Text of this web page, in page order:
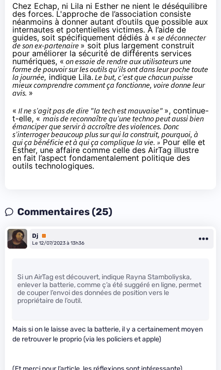
Chez Echap, ni Lila ni Esther ne nient le déséquilibre
des forces. L'approche de l’association consiste
néanmoins à donner autant d’outils que possible aux
internautes et potentielles victimes. À l’aide de
guides, soit spécifiquement dédiés à « se déconnecter
de son ex-partenaire » soit plus largement construit
pour améliorer la sécurité de différents services
numériques, « on essaie de rendre aux utilisateurs une
forme de pouvoir sur les outils qu’ils ont dans leur poche toute
la journée, indique Lila. Le but, c’est que chacun puisse
mieux comprendre comment ça fonctionne, voire donne leur
avis. »
« Il ne s’agit pas de dire "la tech est mauvaise" », continue-
t-elle, « mais de reconnaître qu’une techno peut aussi bien
émanciper que servir à accroître des violences. Donc
s’interroger beaucoup plus sur qui la construit, pourquoi, à
qui ça bénéficie et à qui ça complique la vie. » Pour elle et
Esther, une affaire comme celle des AirTag illustre
en fait l’aspect fondamentalement politique des
outils technologiques.
Commentaires (25)
Dj
Premium
Le 12/07/2023 à 13h36
Si un AirTag est découvert, indique Rayna Stamboliyska,
enlever la batterie, comme ç’a été suggéré en ligne, permet
de couper l’envoi des données de position vers le
propriétaire de l’outil.
Mais si on le laisse avec la batterie, il y a certainement moyen
de retrouver le proprio (via les policiers et apple)